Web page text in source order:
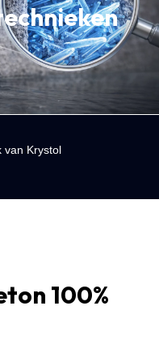
van Krystol
100%